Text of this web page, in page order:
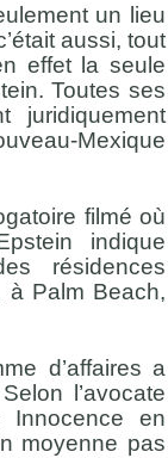
un lieu
aussi, tout
effet la seule
Toutes ses
juridiquement
Mexique
filmé où
indique
résidences
à Palm Beach,
d’affaires a
l’avocate
Innocence en
moyenne pas